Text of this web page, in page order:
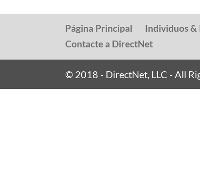
Página Principal Individuos &
Contacte a DirectNet
© 2018 - DirectNet, LLC - All